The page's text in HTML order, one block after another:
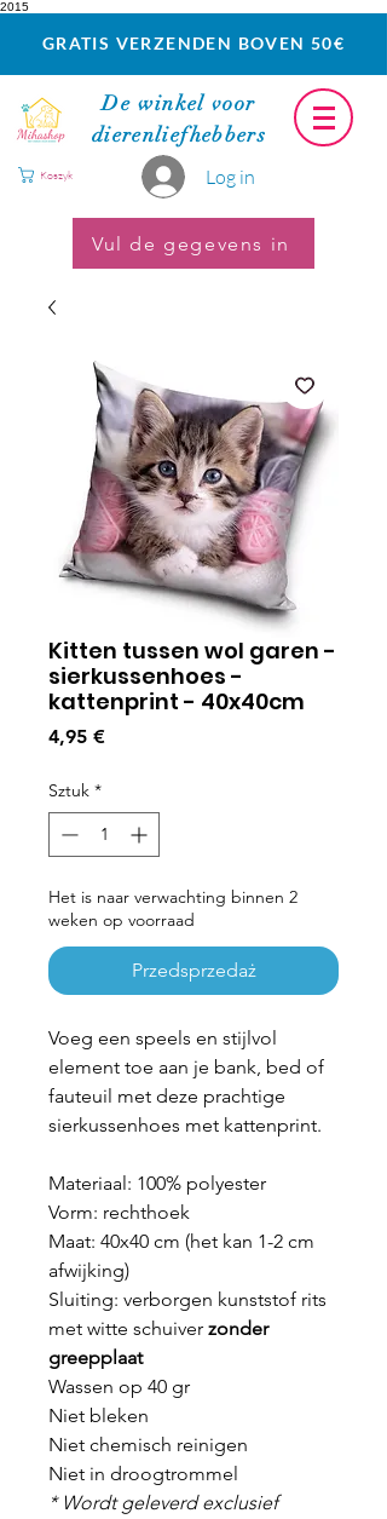
2015
GRATIS VERZENDEN BOVEN 50€
De winkel voor
dierenliefhebbers
Log in
Koszyk
Vul de gegevens in
Kitten tussen wol garen -
sierkussenhoes -
kattenprint - 40x40cm
4,95 €Cena
Sztuk *
Het is naar verwachting binnen 2
weken op voorraad
Przedsprzedaż
Voeg een speels en stijlvol
element toe aan je bank, bed of
fauteuil met deze prachtige
sierkussenhoes met kattenprint.
Materiaal: 100% polyester
Vorm: rechthoek
Maat: 40x40 cm (het kan 1-2 cm
afwijking)
Sluiting: verborgen kunststof rits
met witte schuiver zonder
greepplaat
Wassen op 40 gr
Niet bleken
Niet chemisch reinigen
Niet in droogtrommel
* Wordt geleverd exclusief